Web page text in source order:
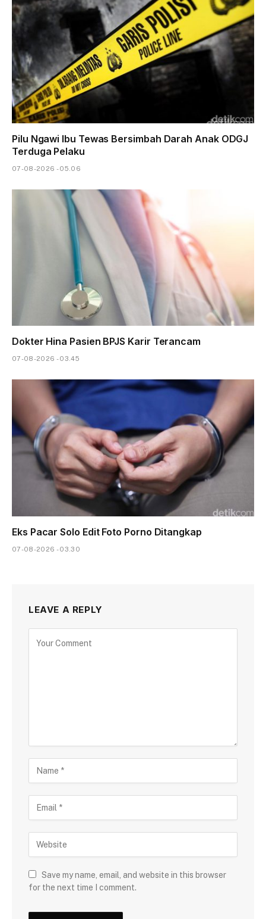
Pilu Ngawi Ibu Tewas Bersimbah Darah Anak ODGJ
Terduga Pelaku
07-08-2026 - 05.06
Dokter Hina Pasien BPJS Karir Terancam
07-08-2026 - 03.45
Eks Pacar Solo Edit Foto Porno Ditangkap
07-08-2026 - 03.30
LEAVE A REPLY
Save my name, email, and website in this browser
for the next time I comment.